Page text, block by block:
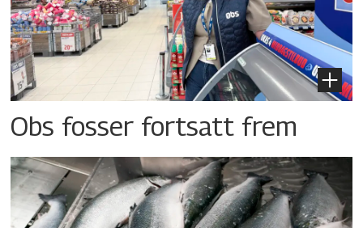
Obs fosser fortsatt frem